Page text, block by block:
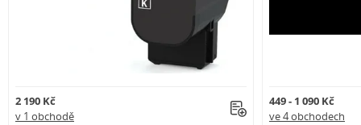
2 190 Kč
v 1 obchodě
449 - 1 090 Kč
ve 4 obchodech